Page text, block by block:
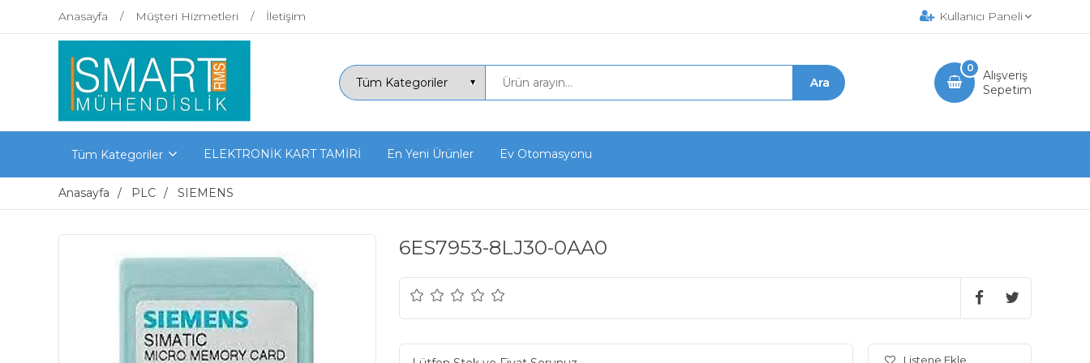
Anasayfa Müşteri Hizmetleri İletişim Kullanıcı Paneli
Alışveriş
Sepetim
0
Tüm Kategoriler ELEKTRONİK KART TAMİRİ En Yeni Ürünler Ev Otomasyonu
Anasayfa PLC SIEMENS
6ES7953-8LJ30-0AA0
Listene Ekle